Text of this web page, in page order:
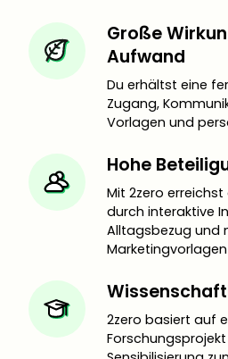
Große
Aufwand
Du erhältst eine
Zugang,
Vorlagen und
Hohe
Mit 2zero
durch interaktive
Alltagsbezug und
Marketingvorlagen
2zero basiert auf